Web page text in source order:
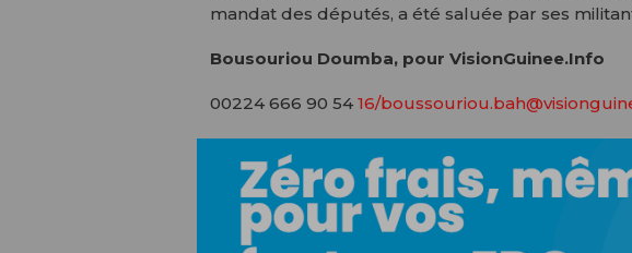
mandat des députés, a été saluée par ses
Bousouriou Doumba, pour VisionGuinee.Info
00224 666 90 54 16/